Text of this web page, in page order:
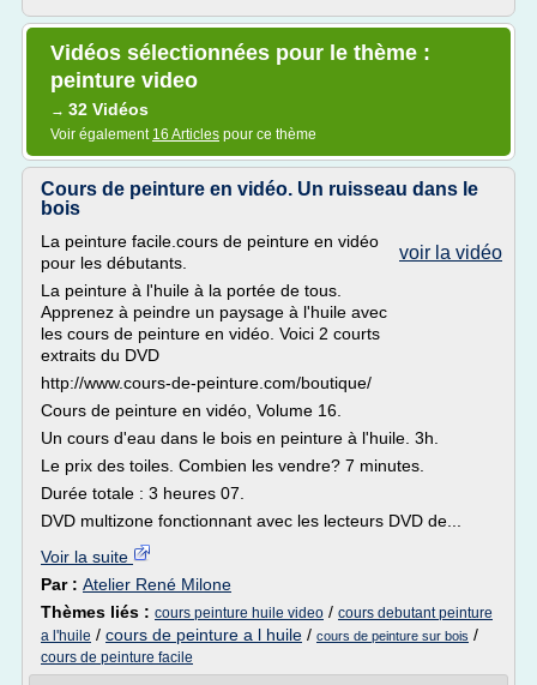
Vidéos sélectionnées pour le thème :
peinture video
→ 32 Vidéos
Voir également 16 Articles pour ce thème
Cours de peinture en vidéo. Un ruisseau dans le
bois
voir la vidéo
La peinture facile.cours de peinture en vidéo
pour les débutants.
La peinture à l'huile à la portée de tous.
Apprenez à peindre un paysage à l'huile avec
les cours de peinture en vidéo. Voici 2 courts
extraits du DVD
http://www.cours-de-peinture.com/boutique/
Cours de peinture en vidéo, Volume 16.
Un cours d'eau dans le bois en peinture à l'huile. 3h.
Le prix des toiles. Combien les vendre? 7 minutes.
Durée totale : 3 heures 07.
DVD multizone fonctionnant avec les lecteurs DVD de...
Voir la suite
Par : Atelier René Milone
Thèmes liés : cours peinture huile video / cours debutant peinture
a l'huile / cours de peinture a l huile / cours de peinture sur bois /
cours de peinture facile